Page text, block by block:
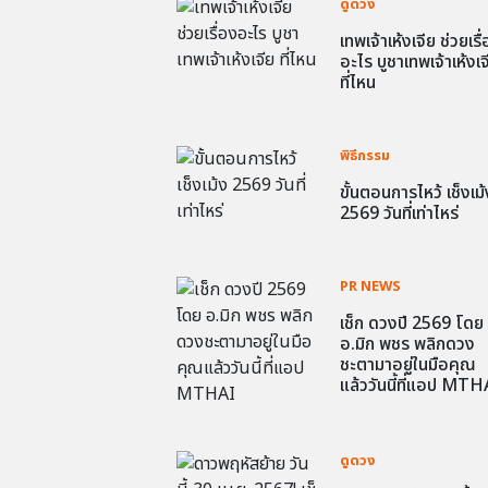
เทพเจ้าเห้งเจีย ช่วยเ
อะไร บูชาเทพเจ้าเห้งเ
ที่ไหน
พิธีกรรม
ขั้นตอนการไหว้ เช็งเ
2569 วันที่เท่าไหร่
PR NEWS
เช็ก ดวงปี 2569 โดย
อ.มิก พชร พลิกดวง
ชะตามาอยู่ในมือคุณ
แล้ววันนี้ที่แอป
ดูดวง